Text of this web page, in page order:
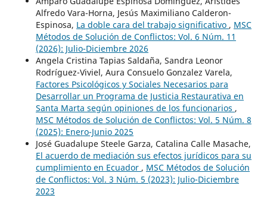
Alfredo Vara-Horna, Jesús Maximiliano Calderon-
Espinosa, La doble cara del trabajo significativo , MSC
Métodos de Solución de Conflictos: Vol. 6 Núm. 11
(2026): Julio-Diciembre 2026
Angela Cristina Tapias Saldaña, Sandra Leonor
Rodríguez-Viviel, Aura Consuelo Gonzalez Varela,
Factores Psicológicos y Sociales Necesarios para
Desarrollar un Programa de Justicia Restaurativa en
Santa Marta según opiniones de los funcionarios ,
MSC Métodos de Solución de Conflictos: Vol. 5 Núm. 8
(2025): Enero-Junio 2025
José Guadalupe Steele Garza, Catalina Calle Masache,
El acuerdo de mediación sus efectos jurídicos para su
cumplimiento en Ecuador , MSC Métodos de Solución
de Conflictos: Vol. 3 Núm. 5 (2023): Julio-Diciembre
2023